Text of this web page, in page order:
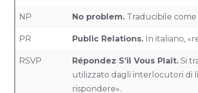
NP No problem.Traducibile come
PR Public Relations.In italiano,
RSVP Répondez S’il Vous Plaît.Si
utilizzato dagli interlocutori di
rispondere».